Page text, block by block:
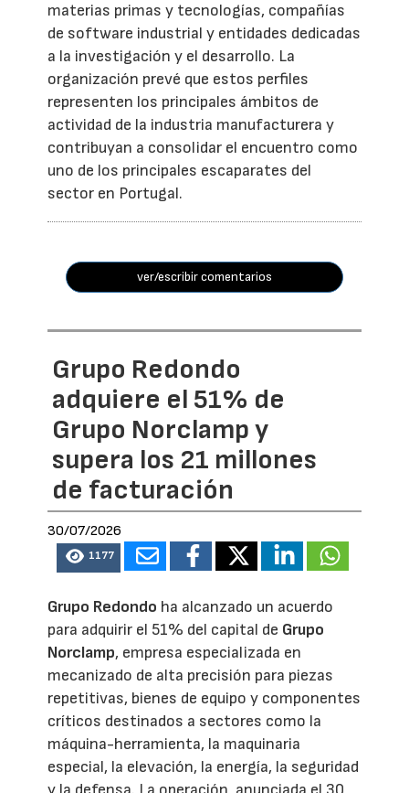
materias primas y tecnologías, compañías
de software industrial y entidades dedicadas
a la investigación y el desarrollo. La
organización prevé que estos perfiles
representen los principales ámbitos de
actividad de la industria manufacturera y
contribuyan a consolidar el encuentro como
uno de los principales escaparates del
sector en Portugal.
ver/escribir comentarios
Grupo Redondo
adquiere el 51% de
Grupo Norclamp y
supera los 21 millones
de facturación
30/07/2026
1177
Grupo Redondo ha alcanzado un acuerdo
para adquirir el 51% del capital de Grupo
Norclamp, empresa especializada en
mecanizado de alta precisión para piezas
repetitivas, bienes de equipo y componentes
críticos destinados a sectores como la
máquina-herramienta, la maquinaria
especial, la elevación, la energía, la seguridad